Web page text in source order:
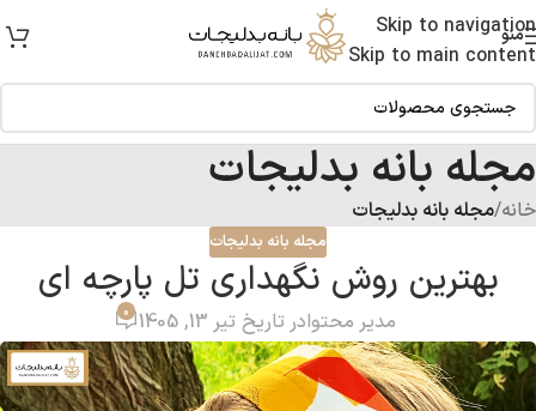
Skip to navigation
Skip to main content
منو
مجله بانه بدلیجات
خانه/مجله بانه بدلیجات
مجله بانه بدلیجات
بهترین روش نگهداری تل پارچه ‌ای
مدیر محتوادر تاریخ تیر 13, 1405 0